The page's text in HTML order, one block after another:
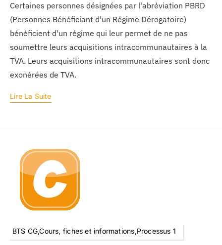
Certaines personnes désignées par l'abréviation PBRD
(Personnes Bénéficiant d'un Régime Dérogatoire)
bénéficient d'un régime qui leur permet de ne pas
soumettre leurs acquisitions intracommunautaires à la
TVA. Leurs acquisitions intracommunautaires sont donc
exonérées de TVA.
Lire La Suite
BTS CG,Cours, fiches et informations,Processus 1